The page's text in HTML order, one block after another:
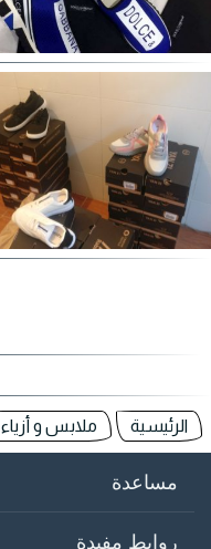
الرئيسية ملابس و أزياء
مساعدة
روابط مفيدة